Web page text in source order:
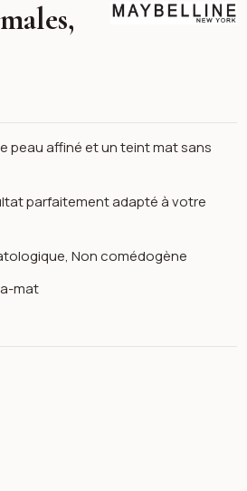
Maybelline
peau affiné et un teint mat sans
parfaitement adapté à votre
Non comédogène
mat